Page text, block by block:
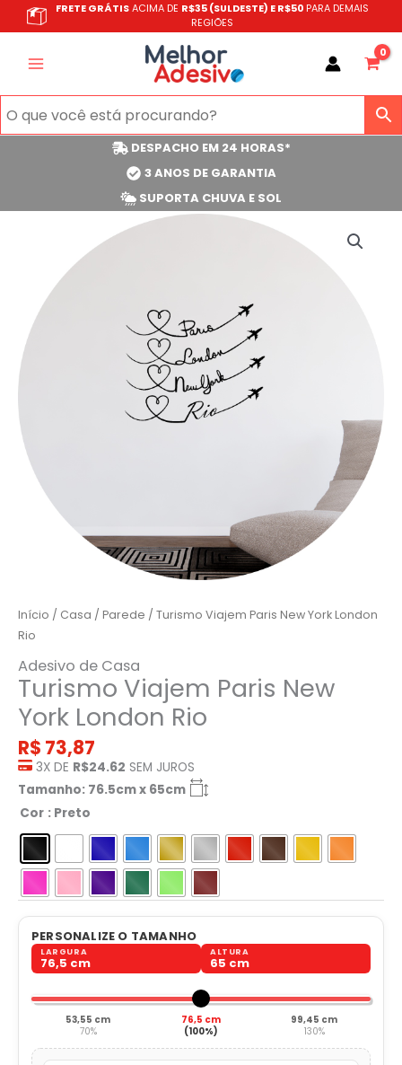
para
FRETE GRÁTISACIMA DE R$35 (SULDESTE) E R$50 PARA DEMAIS
REGIÕES
DESPACHO EM 24 HORAS*
3 ANOS DE GARANTIA
SUPORTA CHUVA E SOL
Início / Casa / Parede / Turismo Viajem Paris New York London
Rio
Adesivo de Casa
Turismo Viajem Paris New
York London Rio
R$ 73,87
3X DE R$24.62 SEM JUROS
Tamanho: 76.5cm x 65cm
Cor : Preto
PERSONALIZE O TAMANHO
LARGURA
76,5 cm
ALTURA
65 cm
53,55 cm
70%
76,5 cm
(100%)
99,45 cm
130%